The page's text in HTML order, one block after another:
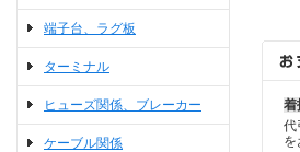
端子台、ラグ板
ターミナル
ヒューズ関係、ブレーカー
ケーブル関係
着
代
を